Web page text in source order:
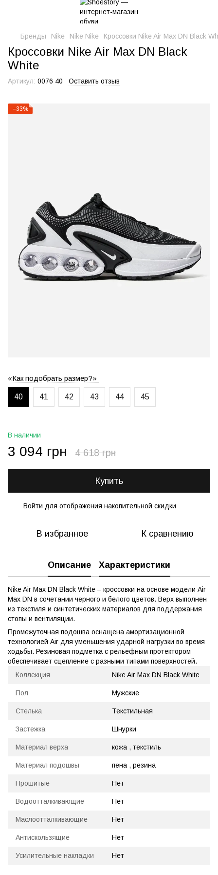
Бренды Nike Nike Nike Кроссовки Nike Air Max DN Black
Кроссовки Nike Air Max DN Black
White
Артикул: 0076 40 Оставить отзыв
−33%
«Как подобрать размер?»
40 41 42 43 44 45
В наличии
3 094 грн 4 618 грн
Купить
Войти для отображения накопительной скидки
В избранное К сравнению
Описание Характеристики
Nike Air Max DN Black White – кроссовки на основе модели Air
Max DN в сочетании черного и белого цветов. Верх выполнен
из текстиля и синтетических материалов для поддержания
стопы и вентиляции.
Промежуточная подошва оснащена амортизационной
технологией Air для уменьшения ударной нагрузки во время
ходьбы. Резиновая подметка с рельефным протектором
обеспечивает сцепление с разными типами поверхностей.
Коллекция
Nike Air Max DN Black White
Пол Мужские
Стелька Текстильная
Застежка Шнурки
Материал верха кожа , текстиль
Материал подошвы пена , резина
Прошитые Нет
Водоотталкивающие Нет
Маслоотталкивающие Нет
Антискользящие Нет
Усилительные накладки Нет